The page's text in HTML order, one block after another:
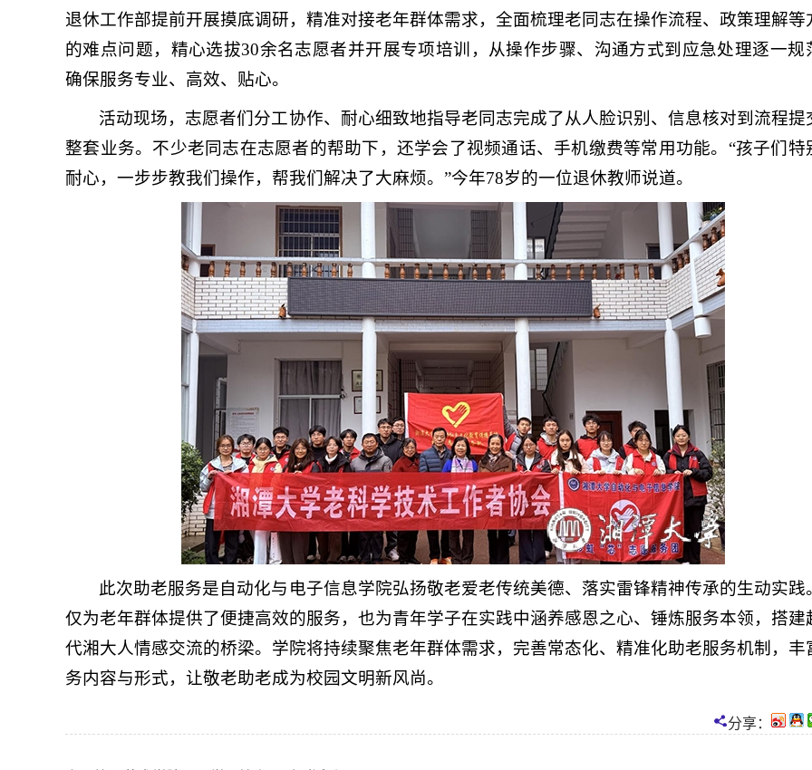
退休工作部提前开展摸底调研，精准对接老年群体需求，全面梳理老同志在操作流程、政策理解等
的难点问题，精心选拔30余名志愿者并开展专项培训，从操作步骤、沟通方式到应急处理逐一规
确保服务专业、高效、贴心。
活动现场，志愿者们分工协作、耐心细致地指导老同志完成了从人脸识别、信息核对到流程提
整套业务。不少老同志在志愿者的帮助下，还学会了视频通话、手机缴费等常用功能。“孩子们特
耐心，一步步教我们操作，帮我们解决了大麻烦。”今年78岁的一位退休教师说道。
此次助老服务是自动化与电子信息学院弘扬敬老爱老传统美德、落实雷锋精神传承的生动实践
仅为老年群体提供了便捷高效的服务，也为青年学子在实践中涵养感恩之心、锤炼服务本领，搭建
代湘大人情感交流的桥梁。学院将持续聚焦老年群体需求，完善常态化、精准化助老服务机制，丰
务内容与形式，让敬老助老成为校园文明新风尚。
分享：